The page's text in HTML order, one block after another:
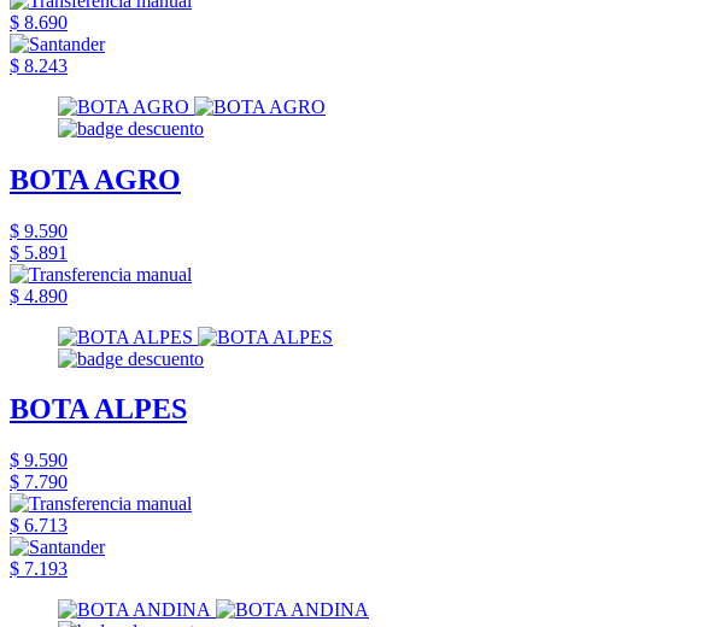
$ 8.690
$ 8.243
BOTA AGRO
$ 9.590
$ 5.891
$ 4.890
BOTA ALPES
$ 9.590
$ 7.790
$ 6.713
$ 7.193